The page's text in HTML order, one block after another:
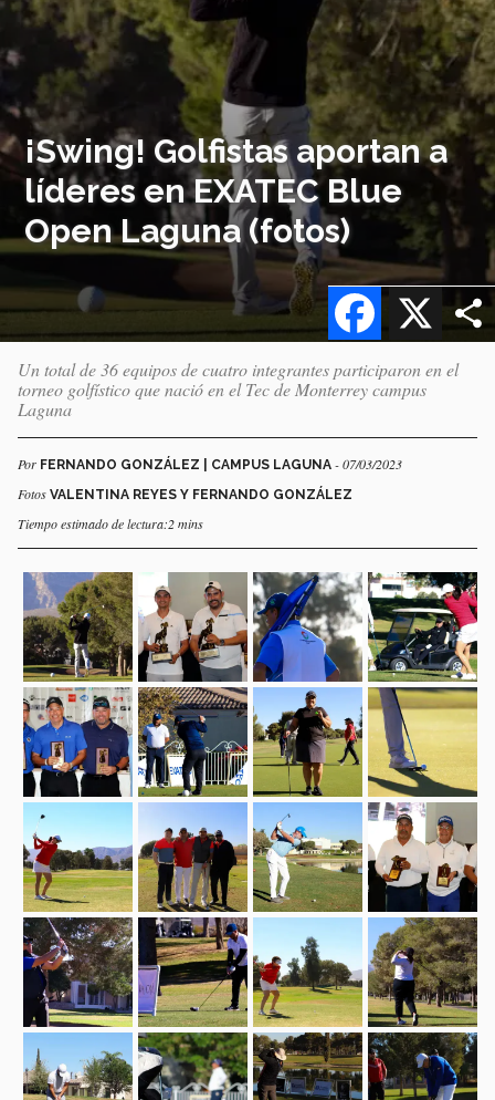
¡Swing! Golfistas aportan a
líderes en EXATEC Blue
Open Laguna (fotos)
X
Facebook
Un total de 36 equipos de cuatro integrantes participaron en el
torneo golfístico que nació en el Tec de Monterrey campus
Laguna
Por FERNANDO GONZÁLEZ | CAMPUS LAGUNA - 07/03/2023
Fotos VALENTINA REYES Y FERNANDO GONZÁLEZ
Tiempo estimado de lectura:2 mins